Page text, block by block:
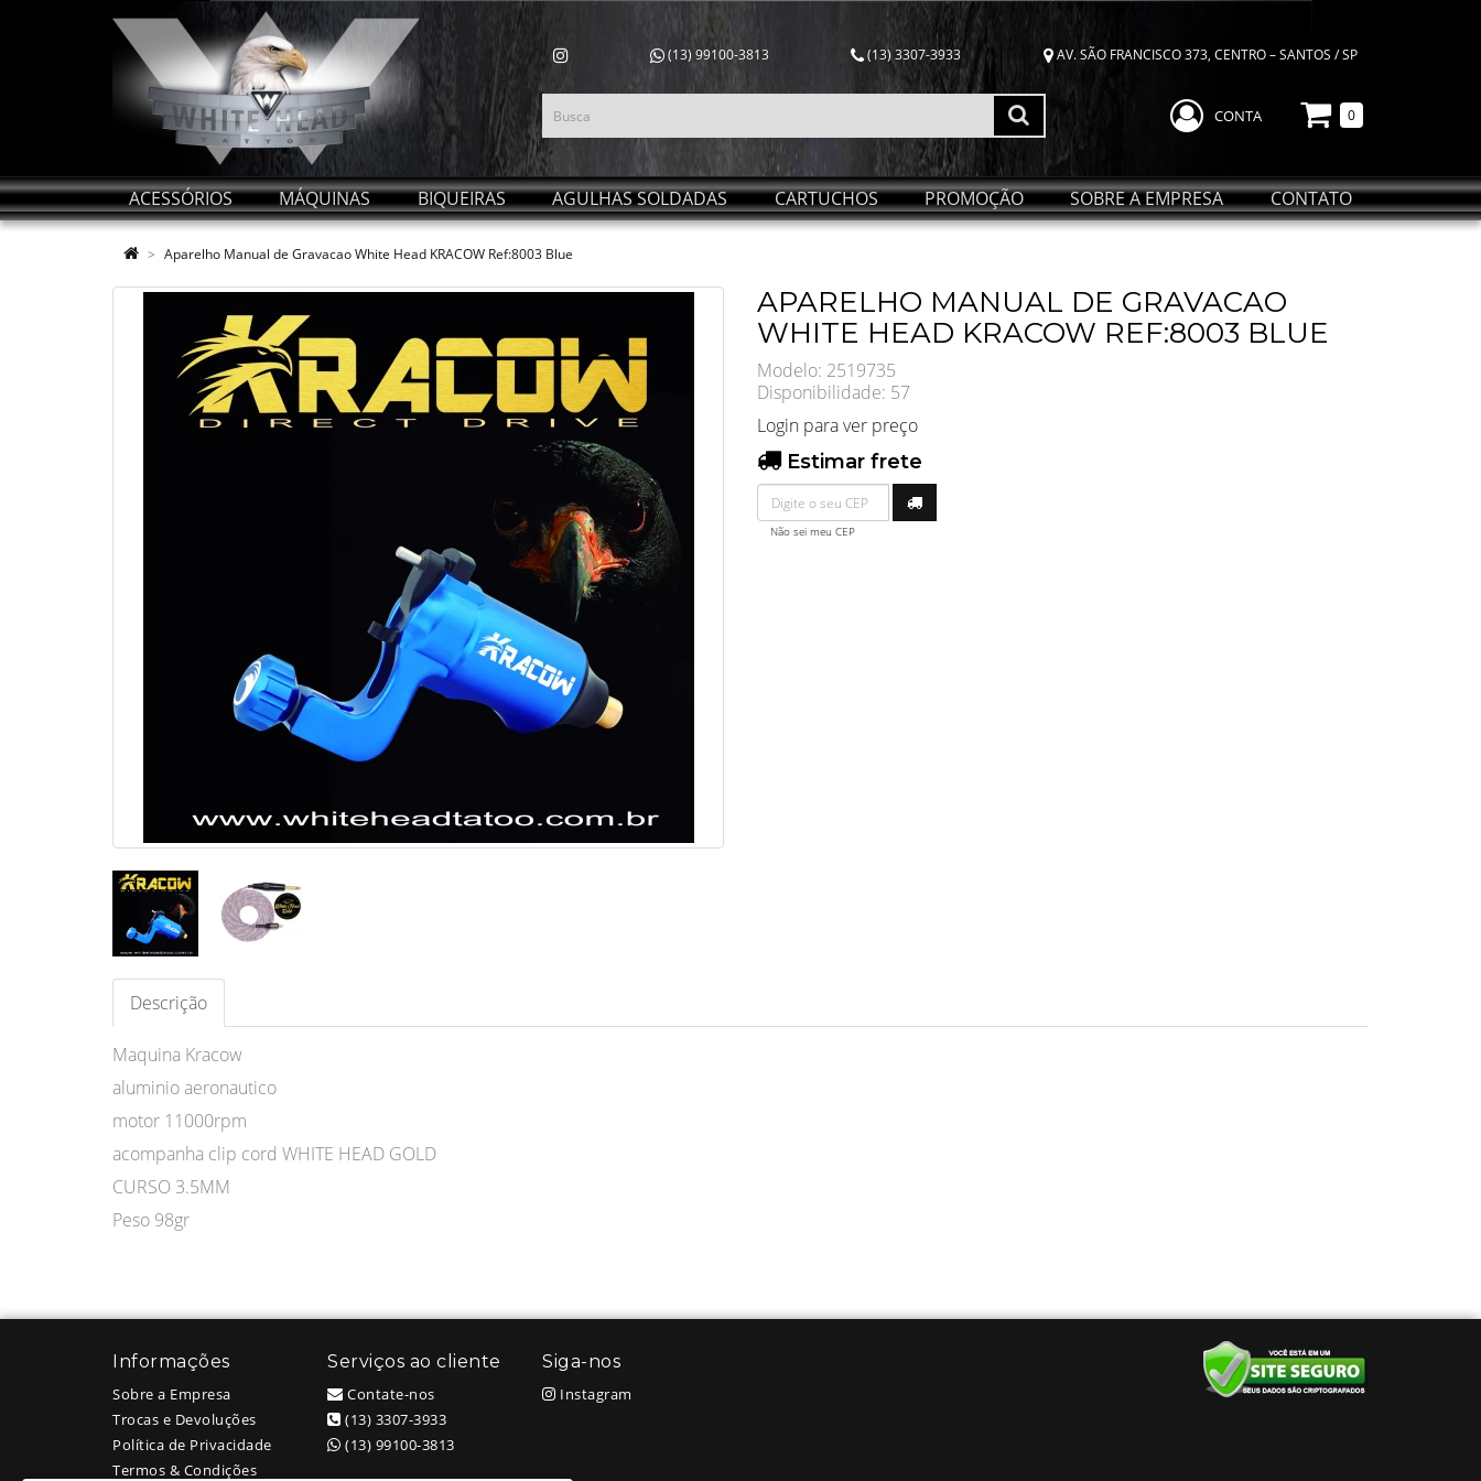
(13) 99100-3813 (13) 3307-3933 AV. SÃO FRANCISCO 373, CENTRO – SANTOS / SP
CONTA 0
ACESSÓRIOS MÁQUINAS BIQUEIRAS AGULHAS SOLDADAS CARTUCHOS PROMOÇÃO SOBRE A EMPRESA CONTATO
Aparelho Manual de Gravacao White Head KRACOW Ref:8003 Blue
APARELHO MANUAL DE GRAVACAO
WHITE HEAD KRACOW REF:8003 BLUE
Modelo: 2519735
Disponibilidade: 57
Login para ver preço
Estimar frete
Não sei meu CEP
Descrição
Maquina Kracow
aluminio aeronautico
motor 11000rpm
acompanha clip cord WHITE HEAD GOLD
CURSO 3.5MM
Peso 98gr
Informações
Sobre a Empresa
Trocas e Devoluções
Política de Privacidade
Termos & Condições
Serviços ao cliente
Contate-nos
(13) 3307-3933
(13) 99100-3813
Siga-nos
Instagram